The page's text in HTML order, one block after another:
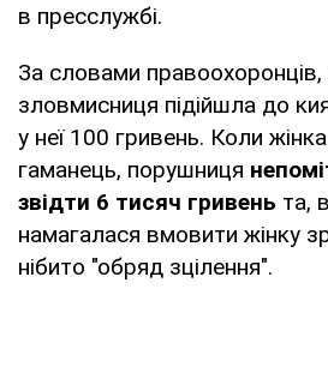
в пресслужбі.
За словами правоохоронців,
зловмисниця підійшла до
у неї 100 гривень. Коли
гаманець, порушниця
звідти 6 тисяч гривень та,
намагалася вмовити жінку
нібито "обряд зцілення".